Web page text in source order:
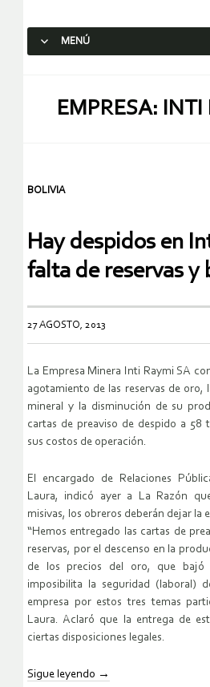
MENÚ
EMPRESA: INTI
BOLIVIA
Hay despidos en
falta de reservas y
27 AGOSTO, 2013
La Empresa Minera Inti Raymi SA
agotamiento de las reservas de oro,
mineral y la disminución de su
cartas de preaviso de despido a 58
sus costos de operación.
El encargado de Relaciones
Laura, indicó ayer a La Razón
misivas, los obreros deberán dejar la
“Hemos entregado las cartas de
reservas, por el descenso en la
de los precios del oro, que bajó
imposibilita la seguridad (laboral)
empresa por estos tres temas
Laura. Aclaró que la entrega de
ciertas disposiciones legales.
Sigue leyendo →